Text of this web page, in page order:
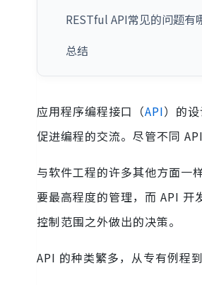
RESTful API常见的问题有
总结
应用程序编程接口（API）的
促进编程的交流。尽管不同
与软件工程的许多其他方面一
要最高程度的管理，而 API 开
控制范围之外做出的决策。
API 的种类繁多，从专有例程